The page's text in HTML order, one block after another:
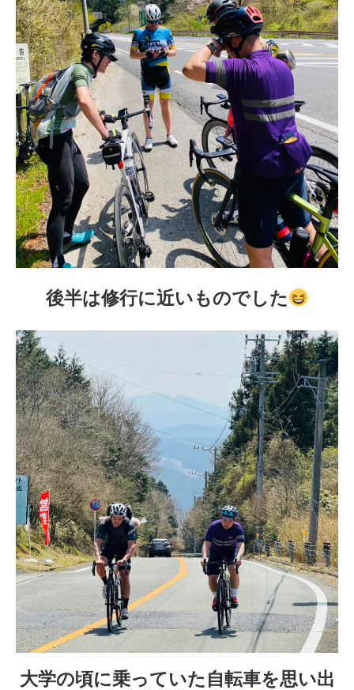
後半は修行に近いものでした
大学の頃に乗っていた自転車を思い出